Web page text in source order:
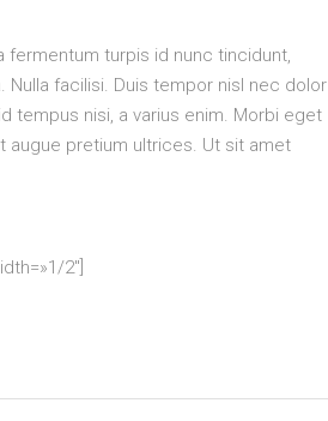
fermentum turpis id nunc tincidunt,
Nulla facilisi. Duis tempor nisl nec dolor
tempus nisi, a varius enim. Morbi eget
augue pretium ultrices. Ut sit amet
2″]